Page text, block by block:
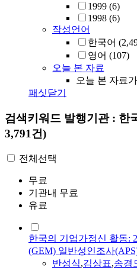
1999 (6)
1998 (6)
작성언어
한국어
영어 (107)
오늘 본 자료
오늘 본 자료
패싯닫기
검색키워드 발행기관 : 한
3,791건)
전체선택
무료
기관내 무료
유료
한국의 기업가정신 활동:
(GEM) 일반성인조사
반성식,김상표,송경